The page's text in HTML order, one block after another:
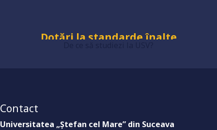
Contact
Universitatea „Ştefan cel Mare” din Suceava